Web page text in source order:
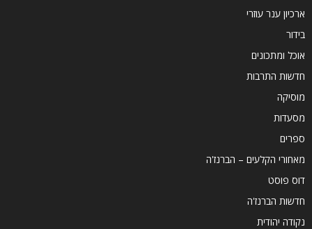
ארכיון ענר עוזרי
בידור
אוכל ומתכונים
חדשות התרבות
מוסיקה
מסעדות
ספרים
מאחורי הקלעים – הברנז'ה
דוס פוסט
חדשות הברנז'ה
נקודה יהודית